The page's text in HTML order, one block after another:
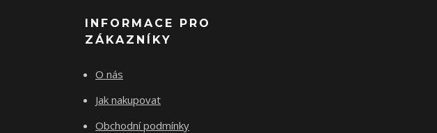
INFORMACE PRO
ZÁKAZNÍKY
O nás
Jak nakupovat
Obchodní podmínky